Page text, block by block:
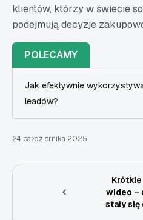
klientów, którzy w świecie
podejmują decyzje
POLECAMY
Jak efektywnie
leadów?
24 października 2025
wideo –
stały się